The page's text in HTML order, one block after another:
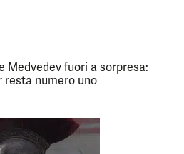
Medvedev fuori a sorpresa:
resta numero uno